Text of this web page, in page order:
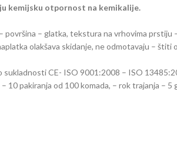
kemijsku otpornost na kemikalije.
– glatka, tekstura na vrhovima prstiju
olakšava skidanje, ne odmotavaju –
CE- ISO 9001:2008 – ISO
10 pakiranja od 100 komada, – rok trajanja – 5